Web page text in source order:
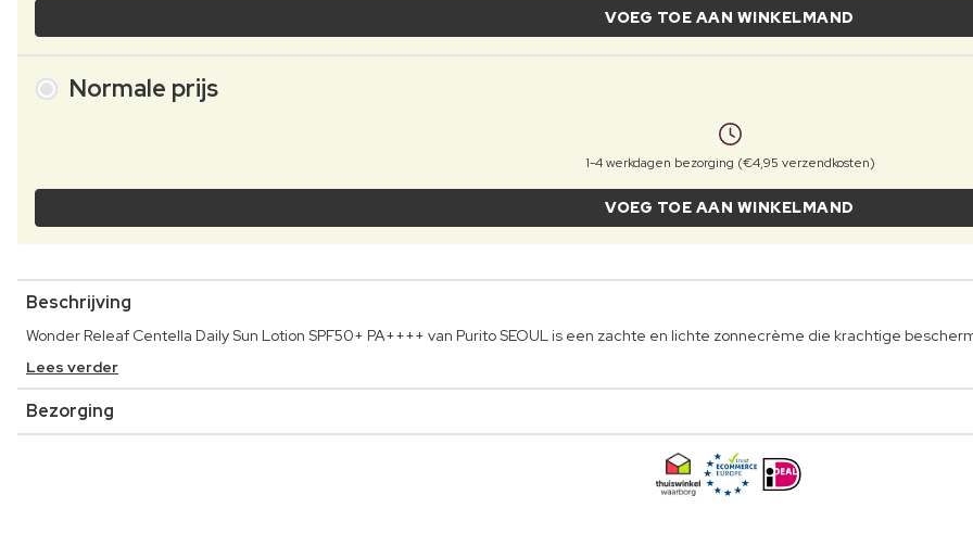
VOEG TOE AAN WINKELMAND
Normale prijs
1-4 werkdagen bezorging (€4,95 verzendkosten)
VOEG TOE AAN WINKELMAND
Beschrijving
Wonder Releaf Centella Daily Sun Lotion SPF50+ PA++++ van Purito SEOUL is een zachte en lichte zonnecrème die krachtige
Lees verder
Bezorging